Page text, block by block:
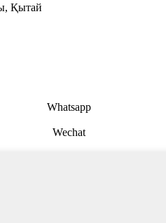
Қытай
Whatsapp
Wechat